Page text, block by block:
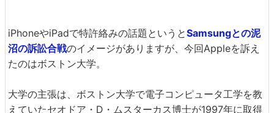
iPhoneやiPadで特許絡みの話題というとSamsungとの泥
沼の訴訟合戦のイメージがありますが、今回Appleを訴え
たのはボストン大学。
大学の主張は、ボストン大学で電子コンピュータ工学を教
えていたセオドア・D・ムスターカス博士が1997年に取得